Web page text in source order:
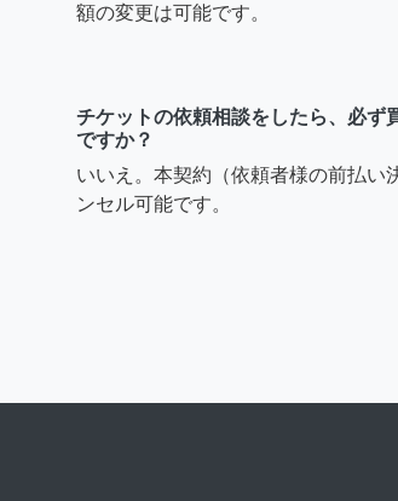
額の変更は可能です。
チケットの依頼相談をしたら、必ず
ですか？
いいえ。本契約（依頼者様の前払い
ンセル可能です。